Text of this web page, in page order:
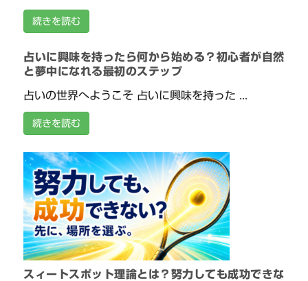
続きを読む
占いに興味を持ったら何から始める？初心者が自然
と夢中になれる最初のステップ
占いの世界へようこそ 占いに興味を持った ...
続きを読む
スィートスポット理論とは？努力しても成功できな